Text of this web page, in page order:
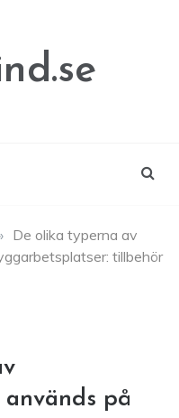
De olika typerna av
tillbehör
på